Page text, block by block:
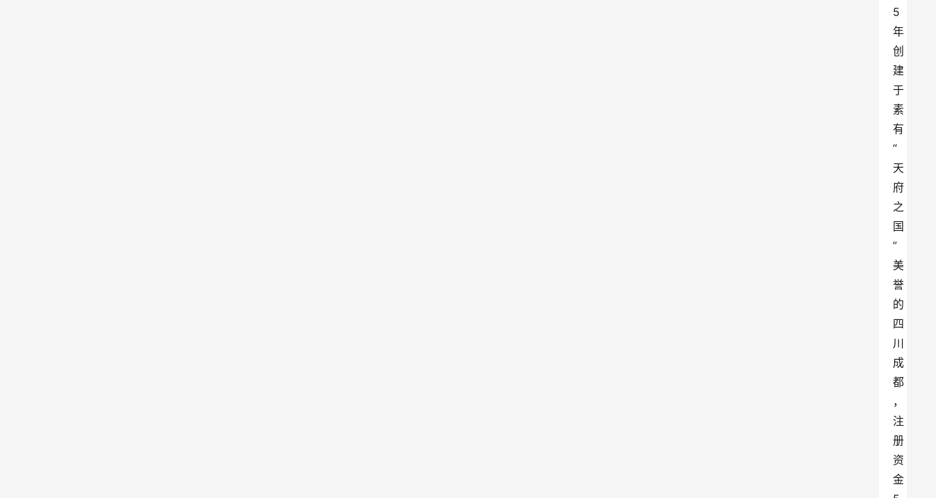
5
年
创
建
于
素
有
“
天
府
之
国
”
美
誉
的
四
川
成
都
，
注
册
资
金